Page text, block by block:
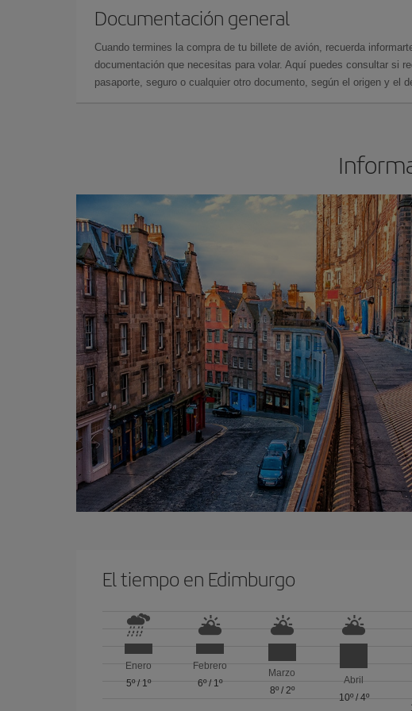
Documentación general
Cuando termines la compra de tu billete de avión, recuerda
documentación que necesitas para volar. Aquí puedes consultar si
pasaporte, seguro o cualquier otro documento, según el origen y el
El tiempo en Edimburgo
Enero
5º/ 1º
Febrero
6º/ 1º
Marzo
8º/ 2º
Abril
10º/ 4º